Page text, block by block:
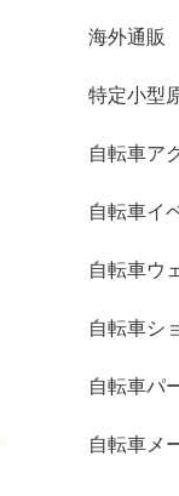
海外通販
特定小型
自転車ア
自転車イ
自転車ウ
自転車シ
自転車パ
自転車メ